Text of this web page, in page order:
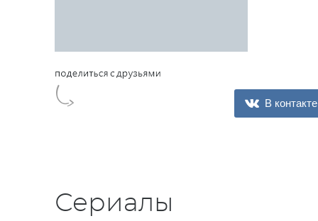
В контакте
Сериалы